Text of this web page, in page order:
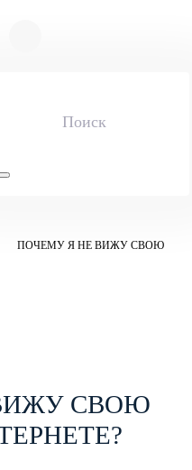
ПОЧЕМУ Я НЕ ВИЖУ СВОЮ
СВОЮ